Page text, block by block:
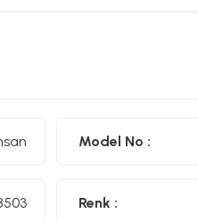
Model No :
Renk :